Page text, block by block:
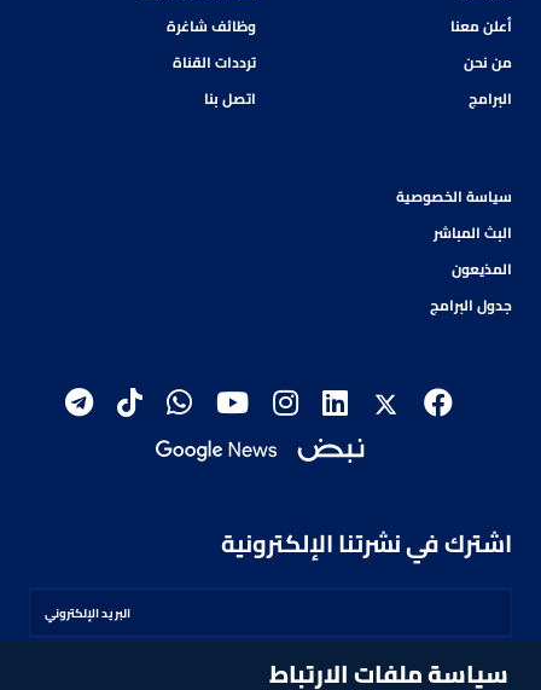
أعلن معنا
من نحن
البرامج
وظائف شاغرة
ترددات القناة
اتصل بنا
سياسة الخصوصية
البث المباشر
المذيعون
جدول البرامج
اشترك في نشرتنا الإلكترونية
اشترك
سياسة ملفات الارتباط